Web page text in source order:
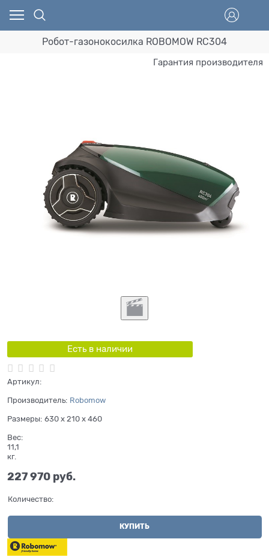
Робот-газонокосилка ROBOMOW RC304
Гарантия производителя
Есть в наличии
Артикул:
Производитель: Robomow
Размеры: 630 x 210 x 460
Вес:
11,1
кг.
227 970 руб.
Количество:
КУПИТЬ